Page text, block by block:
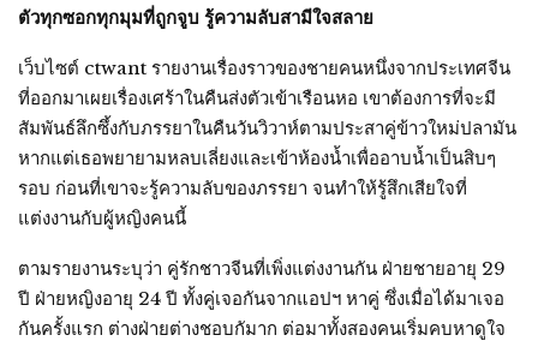
ตัวทุกซอกทุกมุมที่ถูกจูบ รู้ความลับสามีใจสลาย
เว็บไซต์ ctwant รายงานเรื่องราวของชายคนหนึ่งจากประเทศจีน
ที่ออกมาเผยเรื่องเศร้าในคืนส่งตัวเข้าเรือนหอ เขาต้องการที่จะมี
สัมพันธ์ลึกซึ้งกับภรรยาในคืนวันวิวาห์ตามประสาคู่ข้าวใหม่ปลามัน
หากแต่เธอพยายามหลบเลี่ยงและเข้าห้องน้ำเพื่ออาบน้ำเป็นสิบๆ
รอบ ก่อนที่เขาจะรู้ความลับของภรรยา จนทำให้รู้สึกเสียใจที่
แต่งงานกับผู้หญิงคนนี้
ตามรายงานระบุว่า คู่รักชาวจีนที่เพิ่งแต่งงานกัน ฝ่ายชายอายุ 29
ปี ฝ่ายหญิงอายุ 24 ปี ทั้งคู่เจอกันจากแอปฯ หาคู่ ซึ่งเมื่อได้มาเจอ
กันครั้งแรก ต่างฝ่ายต่างชอบกัมาก ต่อมาทั้งสองคนเริ่มคบหาดูใจ